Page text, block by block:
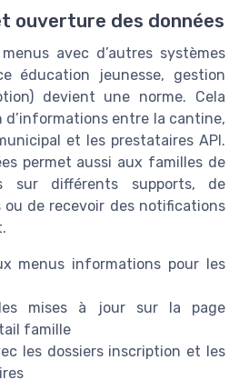
ouverture des données
avec d’autres systèmes
éducation jeunesse, gestion
devient une norme. Cela
entre la cantine,
et les prestataires API.
permet aussi aux familles de
sur différents supports, de
ou de recevoir des notifications
menus informations pour les
mises à jour sur la page
famille
les dossiers inscription et les